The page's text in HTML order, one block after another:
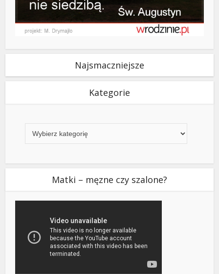
Najsmaczniejsze
Kategorie
Matki – męzne czy szalone?